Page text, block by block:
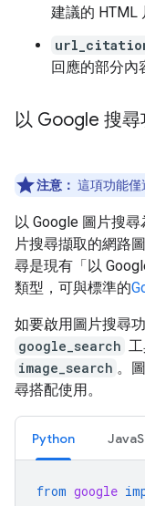
建議的 HTML
回應的部分內
以 Google 搜
注意： 這項功能僅
以 Google 圖片搜
片搜尋擷取的網路
尋是現有「以
類型，可與標準的
如要啟用圖片搜尋
google_search
image_search 。
尋搭配使用。
Python
from google